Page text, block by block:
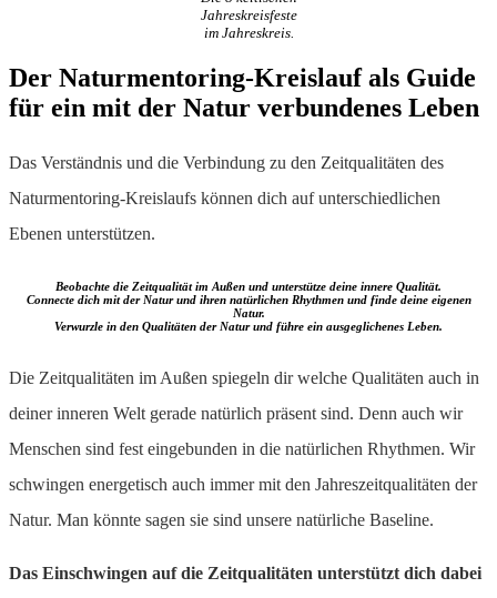
Jahreskreisfeste
im Jahreskreis.
Der Naturmentoring-Kreislauf als Guide
für ein mit der Natur verbundenes Leben
Das Verständnis und die Verbindung zu den Zeitqualitäten des
Naturmentoring-Kreislaufs können dich auf unterschiedlichen
Ebenen unterstützen.
Beobachte die Zeitqualität im Außen und unterstütze deine innere Qualität.
Connecte dich mit der Natur und ihren natürlichen Rhythmen und finde deine eigenen
Natur.
Verwurzle in den Qualitäten der Natur und führe ein ausgeglichenes Leben.
Die Zeitqualitäten im Außen spiegeln dir welche Qualitäten auch in
deiner inneren Welt gerade natürlich präsent sind. Denn auch wir
Menschen sind fest eingebunden in die natürlichen Rhythmen. Wir
schwingen energetisch auch immer mit den Jahreszeitqualitäten der
Natur. Man könnte sagen sie sind unsere natürliche Baseline.
Das Einschwingen auf die Zeitqualitäten unterstützt dich dabei